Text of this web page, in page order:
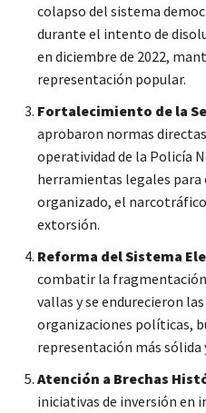
colapso del sistema
durante el intento de
en diciembre de 2022,
representación popular.
Fortalecimiento de la
aprobaron normas
operatividad de la Policía
herramientas legales
organizado, el
extorsión.
Reforma del Sistema
combatir la
vallas y se endurecieron
organizaciones políticas,
representación más sólida
Atención a Brechas
iniciativas de inversión en